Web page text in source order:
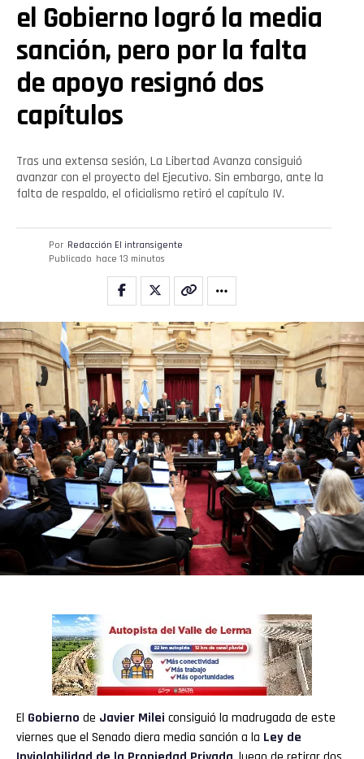
el Gobierno logró la media
sanción, pero por la falta
de apoyo resignó dos
capítulos
Tras una extensa sesión, La Libertad Avanza consiguió
avanzar con el proyecto del Ejecutivo. Sin embargo, ante la
falta de respaldo, el oficialismo retiró el capítulo IV.
Por Redacción El intransigente
Publicado hace 13 minutos
El Gobierno de Javier Milei consiguió la madrugada de este
viernes que el Senado diera media sanción a la Ley de
Flipboard
Reddit
Pinterest
Email